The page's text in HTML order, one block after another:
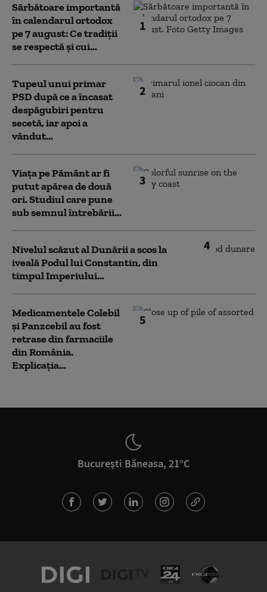
1
Sărbătoare importantă
în calendarul ortodox
pe 7 august: Ce tradiții
se respectă și cui...
2
Tupeul unui primar
PSD după ce a încasat
despăgubiri pentru
secetă, iar apoi a
vândut...
3
Viața pe Pământ ar fi
putut apărea de două
ori. Studiul care pune
sub semnul întrebării...
4
Nivelul scăzut al Dunării a scos la
iveală Podul lui Constantin, din
timpul Imperiului...
5
Medicamentele Colebil
și Panzcebil au fost
retrase din farmaciile
din România.
Explicația...
București Băneasa, 21°C